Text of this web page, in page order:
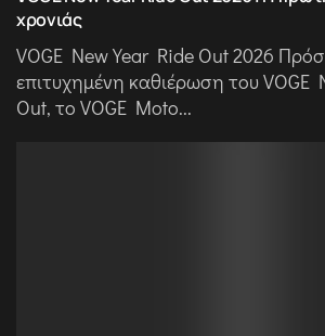
χρονιάς
VOGE New Year Ride Out 2026
επιτυχημένη καθιέρωση του VOGE
Out, το VOGE Moto...